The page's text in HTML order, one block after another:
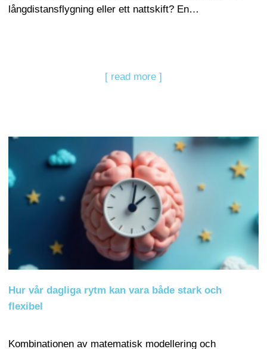
långdistansflygning eller ett nattskift? En…
[ read more ]
Hur vår dagliga rytm kan vara både stark och
flexibel
Kombinationen av matematisk modellering och